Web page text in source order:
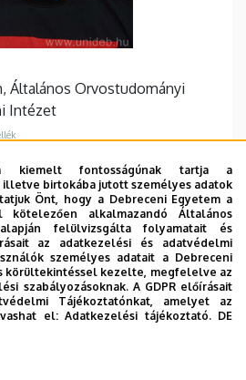
Általános Orvostudományi
Intézet
tér 1
épület, 1. emelet, 1.308-311
kiemelt fontosságúnak tartja a
birtokába jutott személyes adatok
Önt, hogy a Debreceni Egyetem a
kötelezően alkalmazandó Általános
felülvizsgálta folyamatait és
az adatkezelési és adatvédelmi
személyes adatait a Debreceni
körültekintéssel kezelte, megfelelve az
szabályozásoknak. A GDPR előírásait
Tájékoztatónkat, amelyet az
el:Adatkezelési tájékoztató. DE